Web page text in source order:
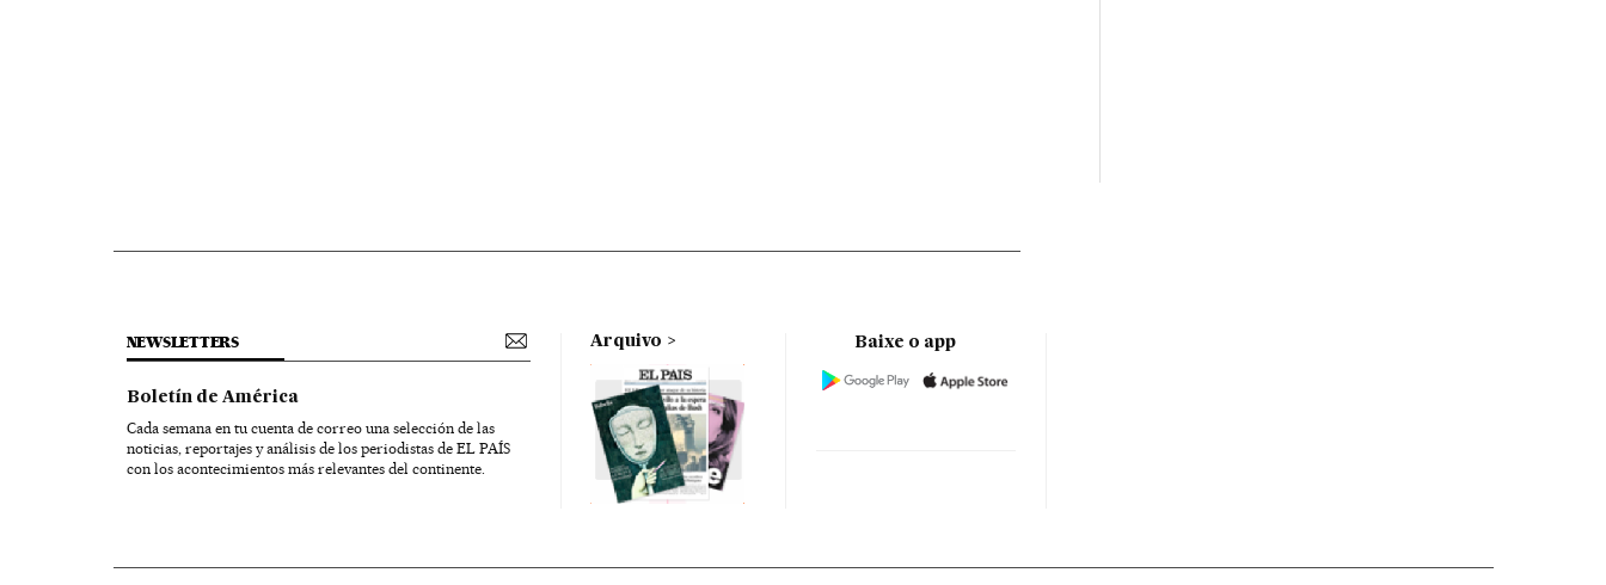
NEWSLETTERS
Boletín de América
Cada semana en tu cuenta de correo una selección de las
noticias, reportajes y análisis de los periodistas de EL PAÍS
con los acontecimientos más relevantes del continente.
Arquivo Baixe o app